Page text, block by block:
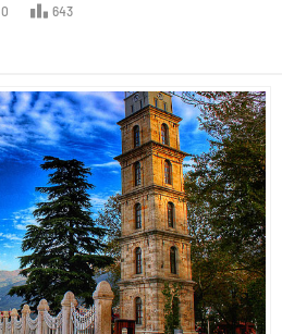
0 643